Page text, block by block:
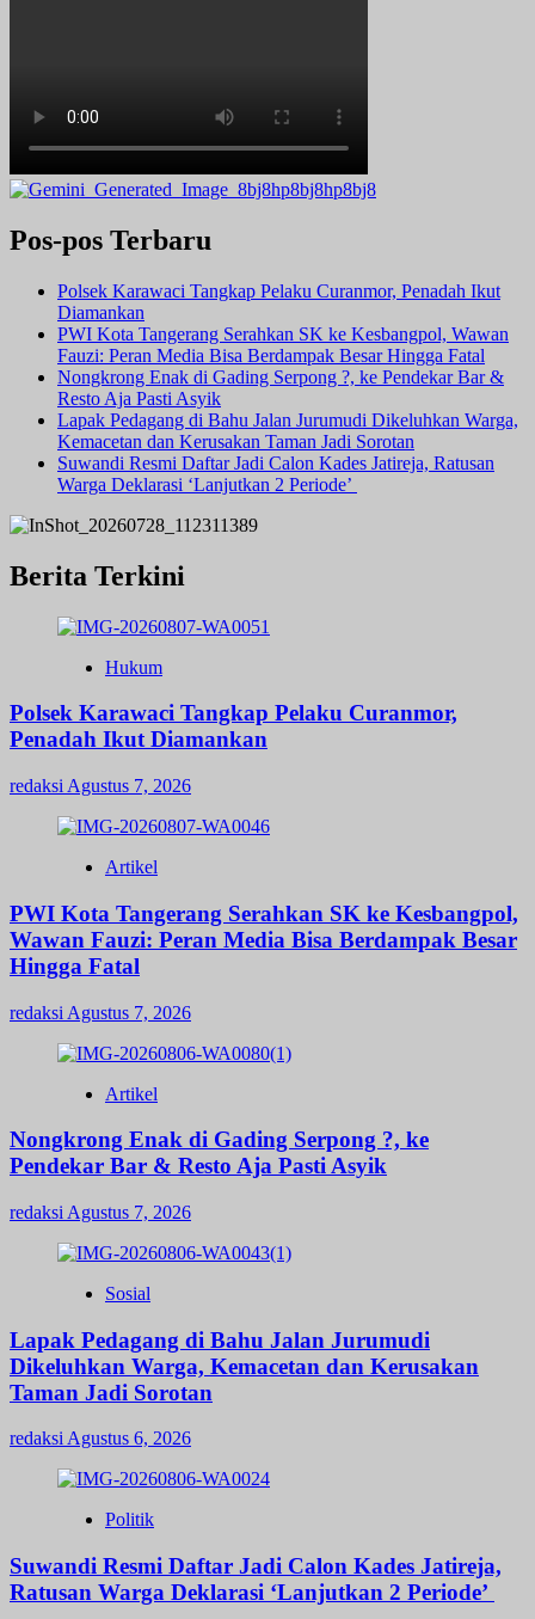
Pos-pos Terbaru
Polsek Karawaci Tangkap Pelaku Curanmor, Penadah Ikut
Diamankan
PWI Kota Tangerang Serahkan SK ke Kesbangpol, Wawan
Fauzi: Peran Media Bisa Berdampak Besar Hingga Fatal
Nongkrong Enak di Gading Serpong ?, ke Pendekar Bar &
Resto Aja Pasti Asyik
Lapak Pedagang di Bahu Jalan Jurumudi Dikeluhkan Warga,
Kemacetan dan Kerusakan Taman Jadi Sorotan
Suwandi Resmi Daftar Jadi Calon Kades Jatireja, Ratusan
Warga Deklarasi ‘Lanjutkan 2 Periode’
Berita Terkini
Hukum
Polsek Karawaci Tangkap Pelaku Curanmor,
Penadah Ikut Diamankan
redaksi Agustus 7, 2026
Artikel
PWI Kota Tangerang Serahkan SK ke Kesbangpol,
Wawan Fauzi: Peran Media Bisa Berdampak Besar
Hingga Fatal
redaksi Agustus 7, 2026
Artikel
Nongkrong Enak di Gading Serpong ?, ke
Pendekar Bar & Resto Aja Pasti Asyik
redaksi Agustus 7, 2026
Sosial
Lapak Pedagang di Bahu Jalan Jurumudi
Dikeluhkan Warga, Kemacetan dan Kerusakan
Taman Jadi Sorotan
redaksi Agustus 6, 2026
Politik
Suwandi Resmi Daftar Jadi Calon Kades Jatireja,
Ratusan Warga Deklarasi ‘Lanjutkan 2 Periode’